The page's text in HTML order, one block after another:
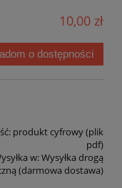
10,00 zł
o dostępności
produkt cyfrowy (plik
pdf)
w:Wysyłka drogą
(darmowa dostawa)